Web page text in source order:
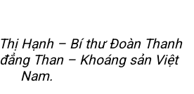
Hạnh – Bí thư Đoàn Thanh
Than – Khoáng sản Việt
Nam.